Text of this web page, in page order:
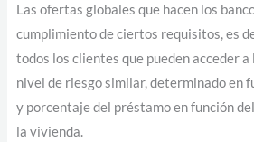
Las ofertas globales que hacen los
cumplimiento de ciertos requisitos, es
todos los clientes que pueden acceder
nivel de riesgo similar, determinado en
y porcentaje del préstamo en función
la vivienda.